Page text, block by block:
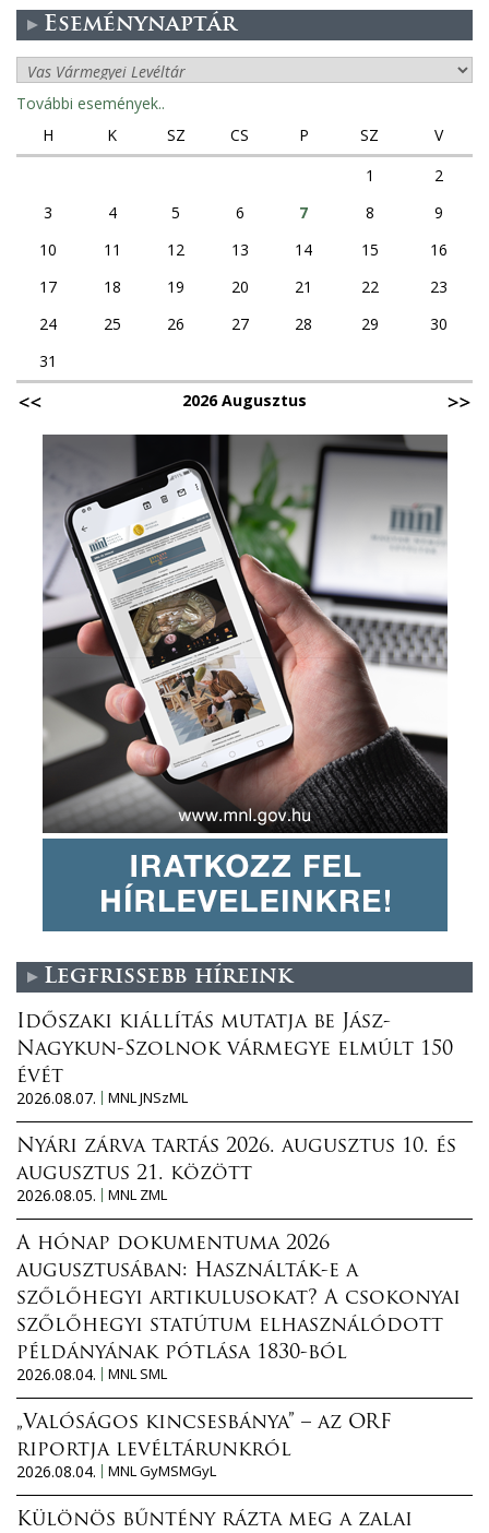
Eseménynaptár
További események..
H
K SZ CS P SZ
V
1
2
3
4 5 6 7 8
9
10
11 12 13 14 15
16
17
18 19 20 21 22
23
24
25 26 27 28 29
30
31
2026 Augusztus
Legfrissebb híreink
Időszaki kiállítás mutatja be Jász-
Nagykun-Szolnok vármegye elmúlt 150
évét
2026.08.07.
MNL JNSzML
Nyári zárva tartás 2026. augusztus 10. és
augusztus 21. között
2026.08.05.
MNL ZML
A hónap dokumentuma 2026
augusztusában: Használták-e a
szőlőhegyi artikulusokat? A csokonyai
szőlőhegyi statútum elhasználódott
példányának pótlása 1830-ból
2026.08.04.
MNL SML
„Valóságos kincsesbánya” – az ORF
riportja levéltárunkról
2026.08.04.
MNL GyMSMGyL
Különös bűntény rázta meg a zalai